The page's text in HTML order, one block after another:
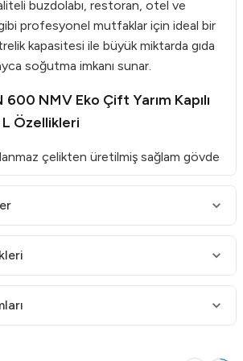
buzdolabı, restoran, otel ve
profesyonel mutfaklar için ideal bir
kapasitesi ile büyük miktarda gıda
soğutma imkanı sunar.
NMV Eko Çift Yarım Kapılı
Özellikleri
çelikten üretilmiş sağlam gövde
olmayan özel tel kondenser
bakım gereksinimi.
minimum sıcaklık artışı sağlayarak
optimize eden özel tasarım hava